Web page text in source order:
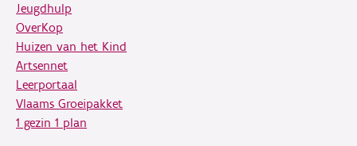
Jeugdhulp
OverKop
Huizen van het Kind
Artsennet
Leerportaal
Vlaams Groeipakket
1 gezin 1 plan